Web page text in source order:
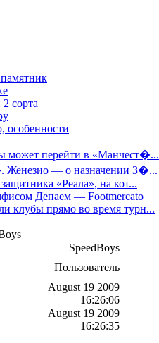
сорта
особенности
может перейти в «Манчест�...
Женезио — о назначении З�...
«Реала», на кот...
Депаем — Footmercato
клубы прямо во время турн...
SpeedBoys
Пользователь
August 19 2009
16:26:06
August 19 2009
16:26:35